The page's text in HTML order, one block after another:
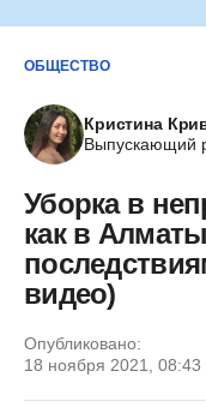
ОБЩЕСТВО
Кристина
Выпускающий
Уборка в
как в
видео)
Опубликовано:
18 ноября 2021, 08:43